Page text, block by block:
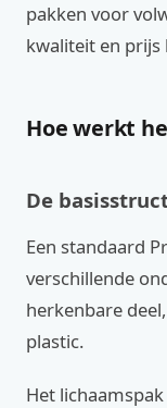
pakken voor
kwaliteit en
Hoe werkt
De
Een standaard
verschillende
herkenbare
plastic.
Het